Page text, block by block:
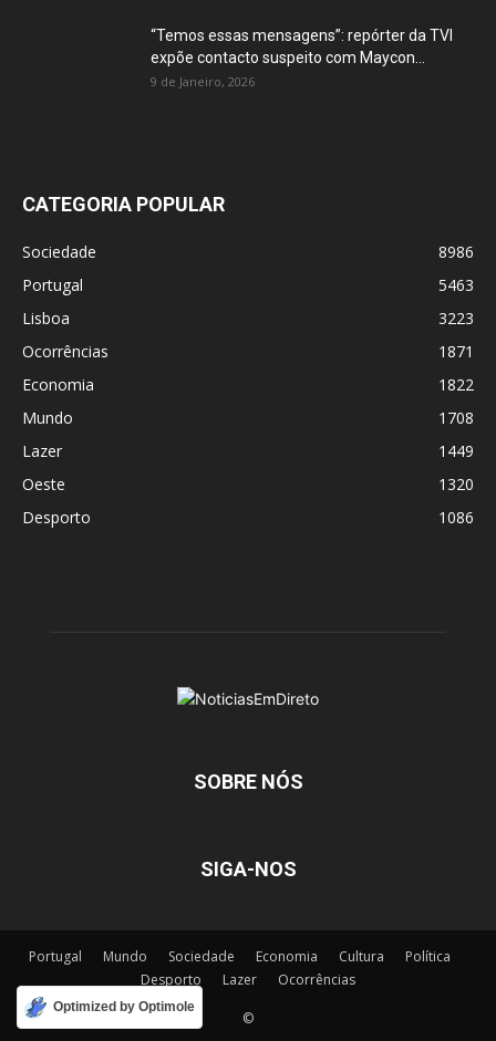
“Temos essas mensagens”: repórter da TVI
expõe contacto suspeito com Maycon...
9 de Janeiro, 2026
CATEGORIA POPULAR
Sociedade
8986
Portugal
5463
Lisboa
3223
Ocorrências
1871
Economia
1822
Mundo
1708
Lazer
1449
Oeste
1320
Desporto
1086
SOBRE NÓS
SIGA-NOS
Portugal Mundo Sociedade Economia Cultura
Política
Desporto
Lazer Ocorrências
©
Optimized by Optimole